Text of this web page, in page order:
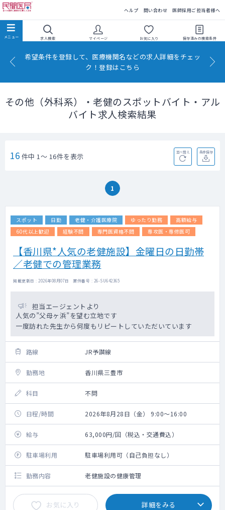
ヘルプ 問い合わせ 医師採用ご担当者様へ
求人検索 マイページ お気に入り 保存済みの検索条件
希望条件を登録して、医療機関名などの求人詳細をチェッ
ク！登録はこちら
その他（外科系）・老健のスポットバイト・アル
バイト求人検索結果
16 件中 1～ 16件を表示 並べ替え 条件保存
1
スポット 日勤 老健・介護医療院 ゆったり勤務
高額給与
60代以上歓迎
経験不問 専門医資格不問 専攻医・専修医可
【香川県*人気の老健施設】金曜日の日勤帯
／老健での管理業務
掲載更新日 : 2026年08月07日 案件番号 : 26-SU642365
担当エージェントより
人気の”父母ヶ浜”を望む立地です
一度訪れた先生から何度もリピートしていただいています
路線 JR予讃線
勤務地 香川県三豊市
科目 不問
日程/時間 2026年8月28日（金） 9:00～16:00
給与 63,000円/回（税込・交通費込）
駐車場利用 駐車場利用可（自己負担なし）
勤務内容 老健施設の健康管理
お気に入り 詳細をみる